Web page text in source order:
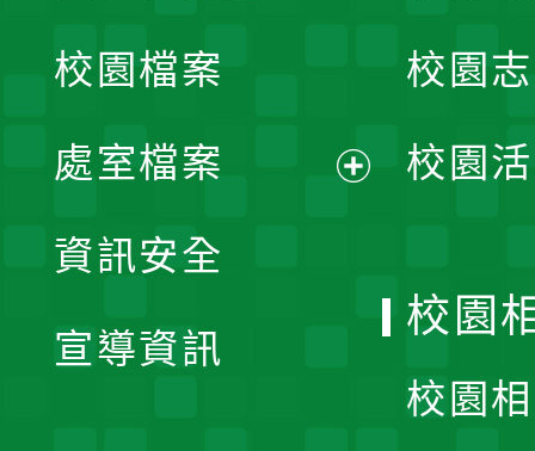
單
校園檔案
處室檔案
資訊安全
宣導資訊
校園
校園
校園
校園